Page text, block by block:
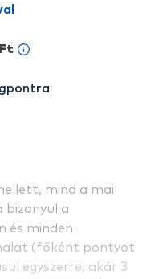
mind a mai
bizonyul a
és minden
(főként pontyot
egyszerre, akár 3